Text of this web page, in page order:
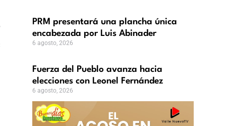
PRM presentará una plancha única
encabezada por Luis Abinader
6 agosto, 2026
Fuerza del Pueblo avanza hacia
elecciones con Leonel Fernández
6 agosto, 2026